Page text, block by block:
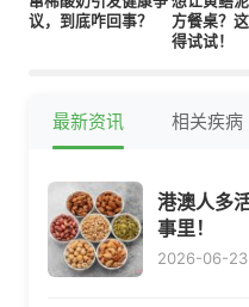
议，到底咋回事？
方餐桌？
得试试！
最新资讯 相关疾病
港澳人多
事里！
2026-06-23